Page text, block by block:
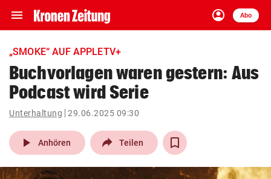
menu Navigation
ein-/ausklappen
account_circle
Anmelden
Abo
close Schließen
account_circle Anmelden
pin_drop
Wien arrow_right
bookmark
„SMOKE“ AUF APPLETV+
Buchvorlagen waren gestern: Aus
Podcast wird Serie
Unterhaltung 29.06.2025 09:30
play_arrow Anhören Teilen